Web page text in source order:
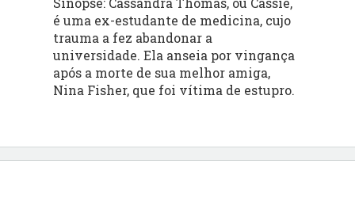
é uma ex-estudante de medicina, cujo
trauma a fez abandonar a
universidade. Ela anseia por vingança
após a morte de sua melhor amiga,
Nina Fisher, que foi vítima de estupro.